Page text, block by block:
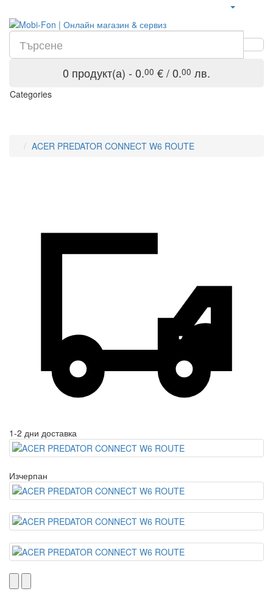
0 продукт(а) - 0.00 € / 0.00 лв.
Categories
ACER PREDATOR CONNECT W6 ROUTE
1-2 дни доставка
Изчерпан